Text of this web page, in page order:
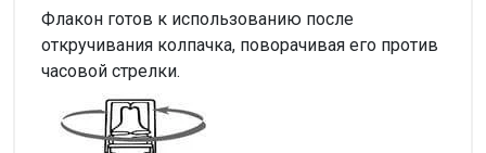
Флакон готов к использованию после
откручивания колпачка, поворачивая его против
часовой стрелки.